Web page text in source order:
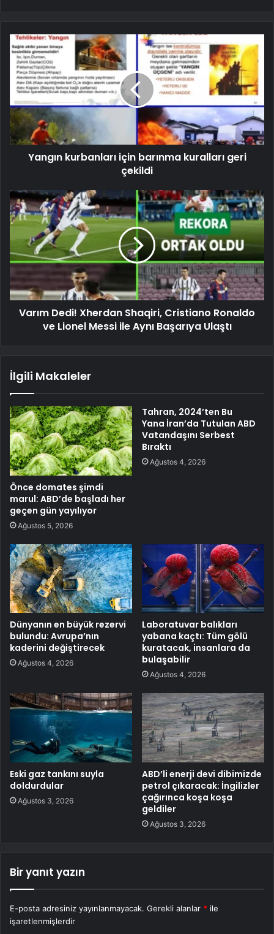
Yangın kurbanları için barınma kuralları geri
çekildi
Varım Dedi! Xherdan Shaqiri, Cristiano Ronaldo
ve Lionel Messi ile Aynı Başarıya Ulaştı
İlgili Makaleler
Önce domates şimdi
marul: ABD’de başladı her
geçen gün yayılıyor
Ağustos 5, 2026
Tahran, 2024’ten Bu
Yana İran’da Tutulan ABD
Vatandaşını Serbest
Bıraktı
Ağustos 4, 2026
Dünyanın en büyük rezervi
bulundu: Avrupa’nın
kaderini değiştirecek
Ağustos 4, 2026
Laboratuvar balıkları
yabana kaçtı: Tüm gölü
kuratacak, insanlara da
bulaşabilir
Ağustos 4, 2026
Eski gaz tankını suyla
doldurdular
Ağustos 3, 2026
ABD’li enerji devi dibimizde
petrol çıkaracak: İngilizler
çağırınca koşa koşa
geldiler
Ağustos 3, 2026
Bir yanıt yazın
E-posta adresiniz yayınlanmayacak. Gerekli alanlar * ile
işaretlenmişlerdir